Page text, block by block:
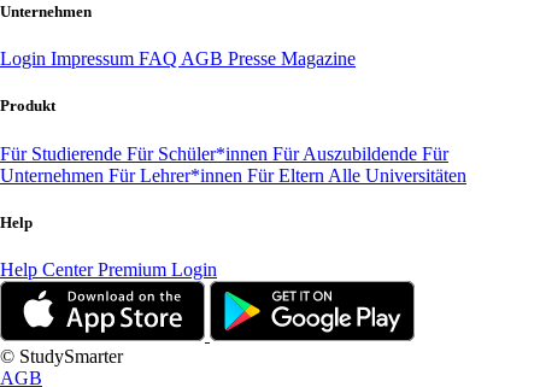
Unternehmen
Login Impressum FAQ AGB Presse Magazine
Produkt
Für Studierende Für Schüler*innen Für Auszubildende Für
Unternehmen Für Lehrer*innen Für Eltern Alle Universitäten
Help
Help CenterPremium Login
© StudySmarter
AGB